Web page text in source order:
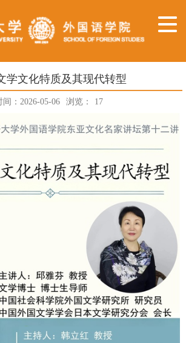
学文化特质及其现代转型
间：2026-05-06 浏览： 17